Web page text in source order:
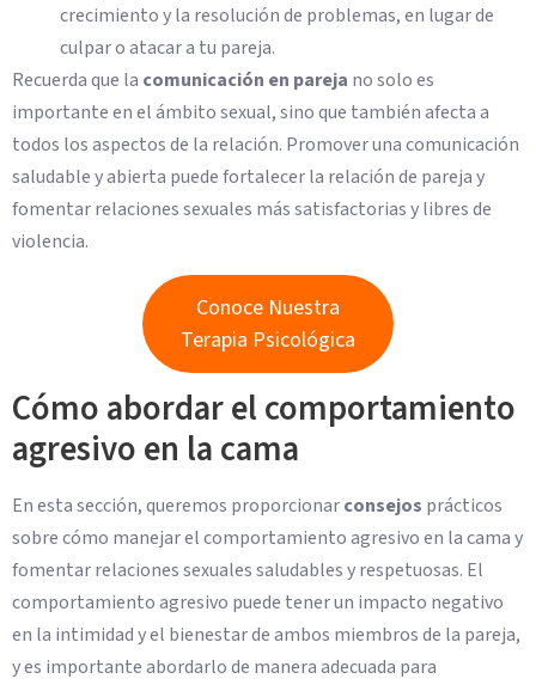
crecimiento y la resolución de problemas, en lugar de
culpar o atacar a tu pareja.
Recuerda que la comunicación en pareja no solo es
importante en el ámbito sexual, sino que también afecta a
todos los aspectos de la relación. Promover una comunicación
saludable y abierta puede fortalecer la relación de pareja y
fomentar relaciones sexuales más satisfactorias y libres de
violencia.
Conoce Nuestra
Terapia Psicológica
Cómo abordar el comportamiento
agresivo en la cama
En esta sección, queremos proporcionarconsejos prácticos
sobre cómo manejar el comportamiento agresivo en la cama y
fomentar relaciones sexuales saludables y respetuosas. El
comportamiento agresivo puede tener un impacto negativo
en la intimidad y el bienestar de ambos miembros de la pareja,
y es importante abordarlo de manera adecuada para